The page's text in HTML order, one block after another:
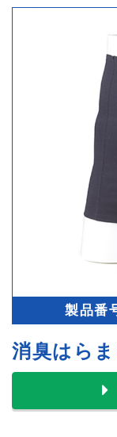
製品番
消臭はら